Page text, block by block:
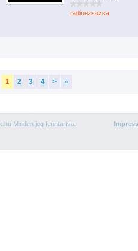
radinezsuzsa
1 2 3 4 > »
Minden jog fenntartva.